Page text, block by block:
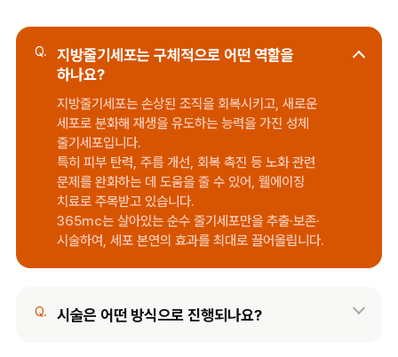
Q.
지방줄기세포는 구체적으로 어떤 역할을
하나요?
지방줄기세포는 손상된 조직을 회복시키고, 새로운
세포로 분화해 재생을 유도하는 능력을 가진 성체
줄기세포입니다.
특히 피부 탄력, 주름 개선, 회복 촉진 등 노화 관련
문제를 완화하는 데 도움을 줄 수 있어, 웰에이징
치료로 주목받고 있습니다.
365mc는 살아있는 순수 줄기세포만을 추출·보존·
시술하여, 세포 본연의 효과를 최대로 끌어올립니다.
Q. 시술은 어떤 방식으로 진행되나요?